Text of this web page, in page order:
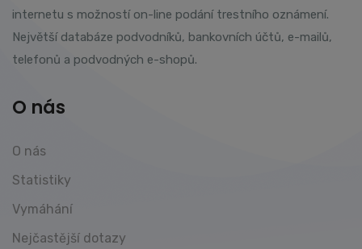
internetu s možností on-line podání trestního oznámení.
Největší databáze podvodníků, bankovních účtů, e-mailů,
telefonů a podvodných e-shopů.
O nás
O nás
Statistiky
Vymáhání
Nejčastější dotazy